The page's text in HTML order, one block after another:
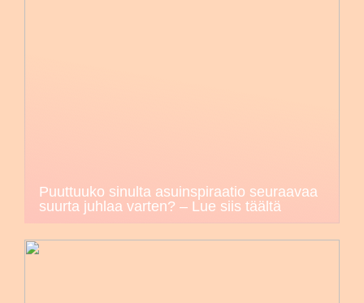
Puuttuuko sinulta asuinspiraatio seuraavaa
suurta juhlaa varten? – Lue siis täältä